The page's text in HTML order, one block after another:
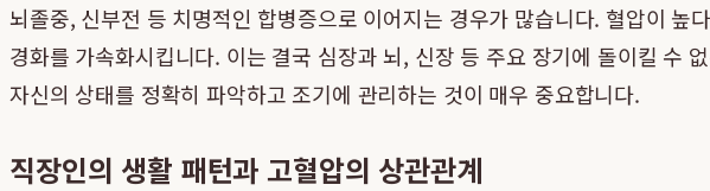
뇌졸중, 신부전 등 치명적인 합병증으로 이어지는 경우가 많습니다. 혈압이
경화를 가속화시킵니다. 이는 결국 심장과 뇌, 신장 등 주요 장기에 돌이킬 수
자신의 상태를 정확히 파악하고 조기에 관리하는 것이 매우 중요합니다.
직장인의 생활 패턴과 고혈압의 상관관계